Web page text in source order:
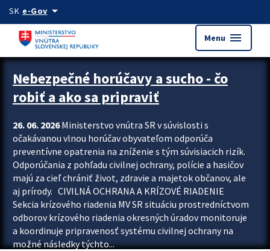
Preskocit na hlavný obsah
SK e-Govarrow_drop_down
Menu menu
Zastavit automatický posun upútavok
Nebezpečné horúčavy a sucho - čo
robiť a ako sa pripraviť
26. 06. 2026Ministerstvo vnútra SR v súvislosti s
očakávanou vlnou horúčav obyvateľom odporúča
preventívne opatrenia na zníženie s tým súvisiacich rizík.
Odporúčania z pohľadu civilnej ochrany, polície a hasičov
majú za cieľ chrániť život, zdravie a majetok občanov, ale
aj prírody. CIVILNÁ OCHRANA A KRÍZOVÉ RIADENIE
Sekcia krízového riadenia MV SR situáciu prostredníctvom
odborov krízového riadenia okresných úradov monitoruje
a koordinuje pripravenosť systému civilnej ochrany na
možné následky týchto...